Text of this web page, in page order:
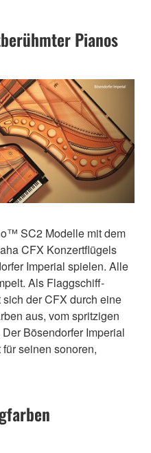
Pianos
SC2 Modelle mit dem
CFX Konzertflügels
Imperial spielen. Alle
Als Flaggschiff-
der CFX durch eine
aus, vom spritzigen
Bösendorfer Imperial
seinen sonoren,